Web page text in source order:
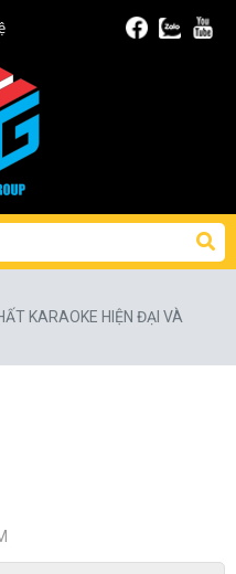
KARAOKE HIỆN ĐẠI VÀ